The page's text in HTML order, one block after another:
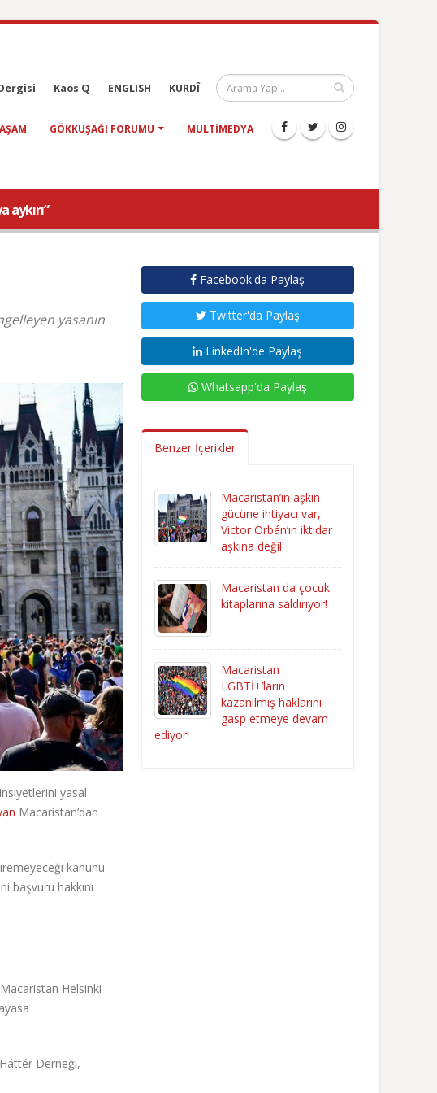
Kaos Q ENGLISH KURDÎ
GÖKKUŞAĞI FORUMU MULTIMEDYA
yasanın
yasal
Macaristan’dan
kanunu
başvuru hakkını
Helsinki
Derneği,
Facebook'da Paylaş
Twitter'da Paylaş
LinkedIn'de Paylaş
Whatsapp'da Paylaş
Benzer İçerikler
Macaristan’ın aşkın
gücüne ihtiyacı var,
Victor Orbán’ın iktidar
aşkına değil
Macaristan da çocuk
kitaplarına saldırıyor!
Macaristan
LGBTİ+’ların
kazanılmış haklarını
gasp etmeye devam
ediyor!